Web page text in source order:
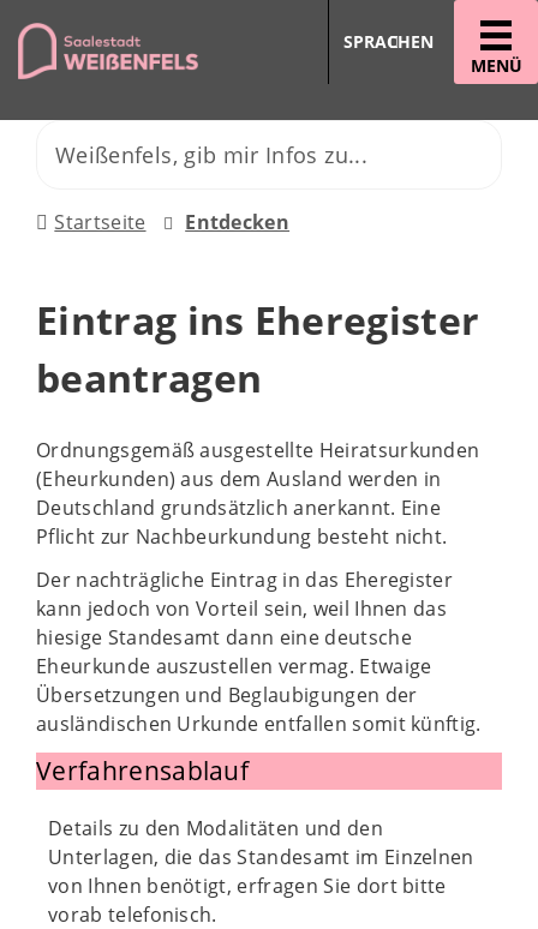
MENÜ
SPRACHEN
Startseite Entdecken
Eintrag ins Eheregister
beantragen
Ordnungsgemäß ausgestellte Heiratsurkunden
(Eheurkunden) aus dem Ausland werden in
Deutschland grundsätzlich anerkannt. Eine
Pflicht zur Nachbeurkundung besteht nicht.
Der nachträgliche Eintrag in das Eheregister
kann jedoch von Vorteil sein, weil Ihnen das
hiesige Standesamt dann eine deutsche
Eheurkunde auszustellen vermag. Etwaige
Übersetzungen und Beglaubigungen der
ausländischen Urkunde entfallen somit künftig.
Verfahrensablauf
Details zu den Modalitäten und den
Unterlagen, die das Standesamt im Einzelnen
von Ihnen benötigt, erfragen Sie dort bitte
vorab telefonisch.